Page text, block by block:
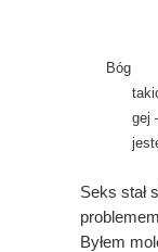
Bóg
gej
Seks stał
Byłem